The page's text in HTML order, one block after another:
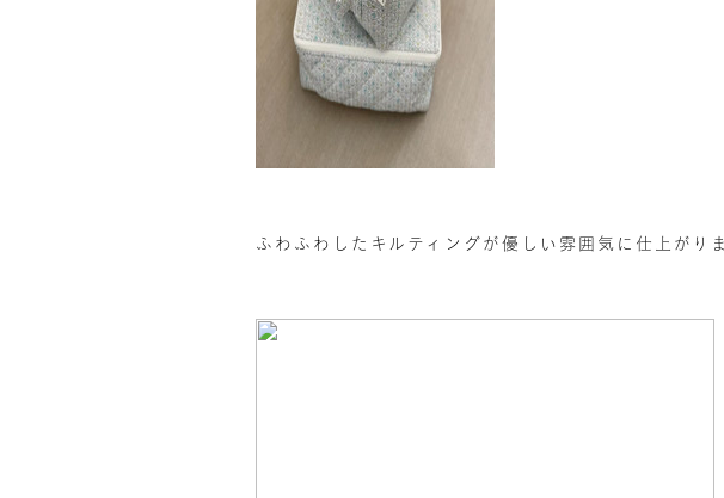
ふわふわしたキルティングが優しい雰囲気に仕上がり